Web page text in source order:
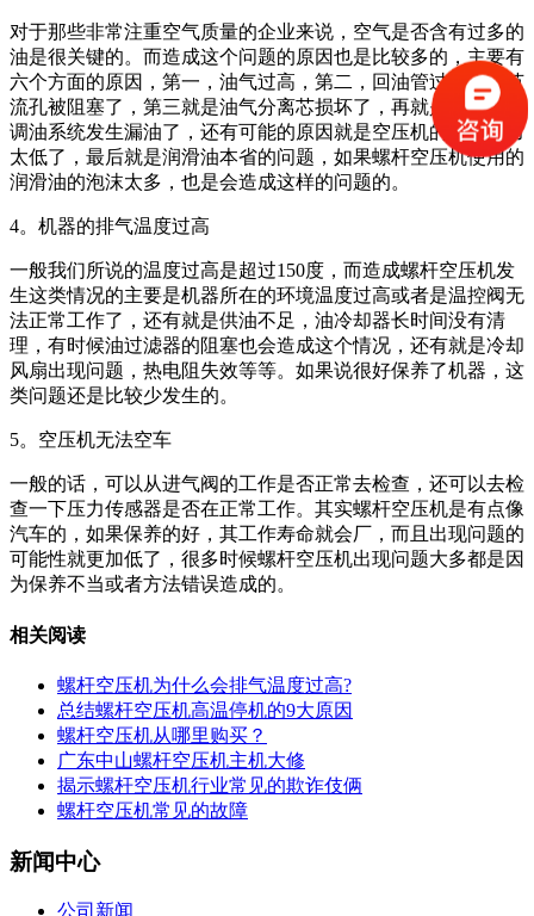
对于那些非常注重空气质量的企业来说，空气是否含有过多的
油是很关键的。而造成这个问题的原因也是比较多的，主要有
六个方面的原因，第一，油气过高，第二，回油管过滤器或节
流孔被阻塞了，第三就是油气分离芯损坏了，再就是空压机的
调油系统发生漏油了，还有可能的原因就是空压机的产气压力
太低了，最后就是润滑油本省的问题，如果螺杆空压机使用的
润滑油的泡沫太多，也是会造成这样的问题的。
4。机器的排气温度过高
一般我们所说的温度过高是超过150度，而造成螺杆空压机发
生这类情况的主要是机器所在的环境温度过高或者是温控阀无
法正常工作了，还有就是供油不足，油冷却器长时间没有清
理，有时候油过滤器的阻塞也会造成这个情况，还有就是冷却
风扇出现问题，热电阻失效等等。如果说很好保养了机器，这
类问题还是比较少发生的。
5。空压机无法空车
一般的话，可以从进气阀的工作是否正常去检查，还可以去检
查一下压力传感器是否在正常工作。其实螺杆空压机是有点像
汽车的，如果保养的好，其工作寿命就会厂，而且出现问题的
可能性就更加低了，很多时候螺杆空压机出现问题大多都是因
为保养不当或者方法错误造成的。
相关阅读
螺杆空压机为什么会排气温度过高?
总结螺杆空压机高温停机的9大原因
螺杆空压机从哪里购买？
广东中山螺杆空压机主机大修
揭示螺杆空压机行业常见的欺诈伎俩
螺杆空压机常见的故障
新闻中心
公司新闻